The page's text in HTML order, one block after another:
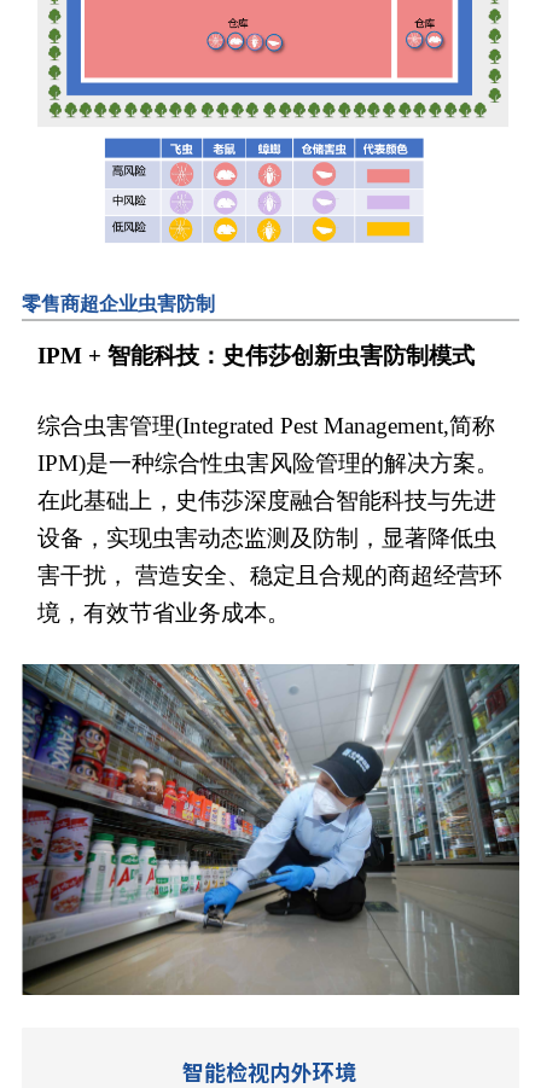
零售商超企业虫害防制
IPM + 智能科技：史伟莎创新虫害防制模式
综合虫害管理(Integrated Pest Management,简称
IPM)是一种综合性虫害风险管理的解决方案。
在此基础上，史伟莎深度融合智能科技与先进
设备，实现虫害动态监测及防制，显著降低虫
害干扰， 营造安全、稳定且合规的商超经营环
境，有效节省业务成本。
智能检视内外环境